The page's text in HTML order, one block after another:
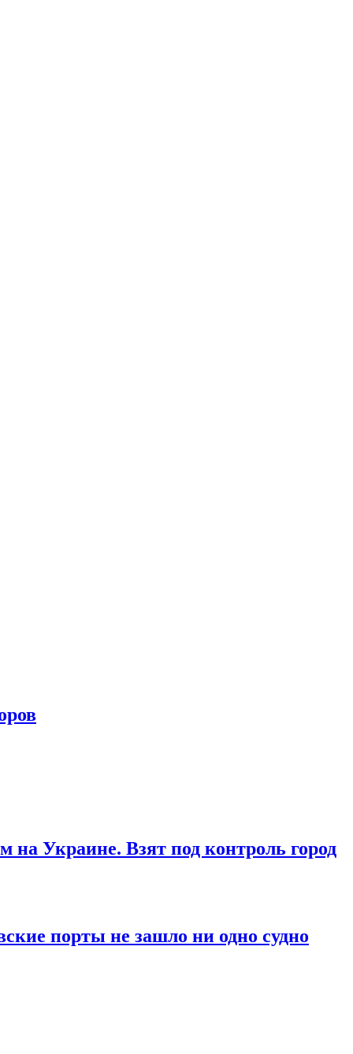
на Украине. Взят под контроль город
порты не зашло ни одно судно